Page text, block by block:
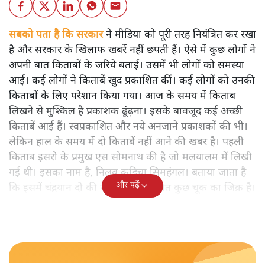
सबको पता है कि सरकारने मीडिया को पूरी तरह नियंत्रित कर रखा
है और सरकार के खिलाफ खबरें नहीं छपती हैं। ऐसे में कुछ लोगों ने
अपनी बात किताबों के जरिये बताई। उसमें भी लोगों को समस्या
आई। कई लोगों ने किताबें खुद प्रकाशित कीं। कई लोगों को उनकी
किताबों के लिए परेशान किया गया। आज के समय में किताब
लिखने से मुश्किल है प्रकाशक ढूंढ़ना। इसके बावजूद कई अच्छी
किताबें आई हैं। स्वप्रकाशित और नये अनजाने प्रकाशकों की भी।
लेकिन हाल के समय में दो किताबें नहीं आने की खबर है। पहली
किताब इसरो के प्रमुख एस सोमनाथ की है जो मलयालम में लिखी
गई थी। इसका नाम है, निलवु कुडिचा सिमहंगल। बताया जाता है
कि इसमें चंद्रयान दो की नाकामी से संबंधित कुछ चूक का जिक्र है।
और पढ़ें